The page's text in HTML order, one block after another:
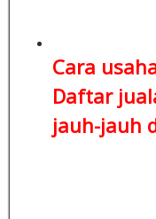
Cara
Daftar
jauh-jauh